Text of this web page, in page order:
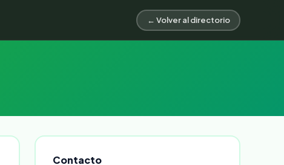
← Volver al directorio
Contacto